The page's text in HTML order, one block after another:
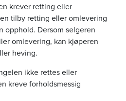
krever retting eller
tilby retting eller omlevering
opphold. Dersom selgeren
omlevering, kan kjøperen
heving.
ikke rettes eller
kreve forholdsmessig